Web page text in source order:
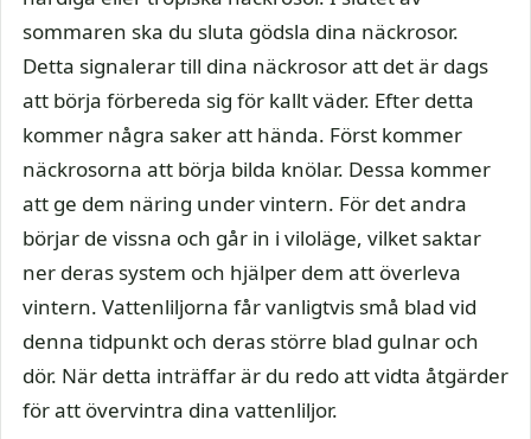
sommaren ska du sluta gödsla dina näckrosor.
Detta signalerar till dina näckrosor att det är dags
att börja förbereda sig för kallt väder. Efter detta
kommer några saker att hända. Först kommer
näckrosorna att börja bilda knölar. Dessa kommer
att ge dem näring under vintern. För det andra
börjar de vissna och går in i viloläge, vilket saktar
ner deras system och hjälper dem att överleva
vintern. Vattenliljorna får vanligtvis små blad vid
denna tidpunkt och deras större blad gulnar och
dör. När detta inträffar är du redo att vidta åtgärder
för att övervintra dina vattenliljor.